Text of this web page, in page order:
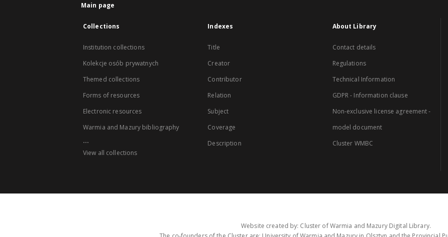
Main page
Collections
Institution collections
Kolekcje osób prywatnych
Themed collections
Forms of resources
Electronic resources
Warmia and Mazury bibliography
...
View all collections
Indexes
Title
Creator
Contributor
Relation
Subject
Coverage
Description
About Library
Contact details
Regulations
Technical Information
GDPR - Information clause
Non-exclusive license agreement -
model document
Cluster WMBC
Website created by: Cluster of Warmia and Mazury Digital Library.